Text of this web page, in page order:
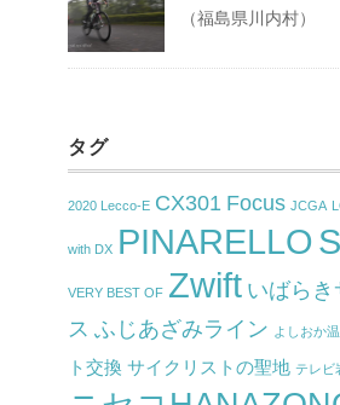
（福島県川内村）
タグ
2020 Lecco-E CX301 Focus JCGA
with DX PINARELLO
VERY BEST OF Zwift いばらき
ス ふじあざみライン よしおか
ト交換 サイクリストの聖地 テレビ